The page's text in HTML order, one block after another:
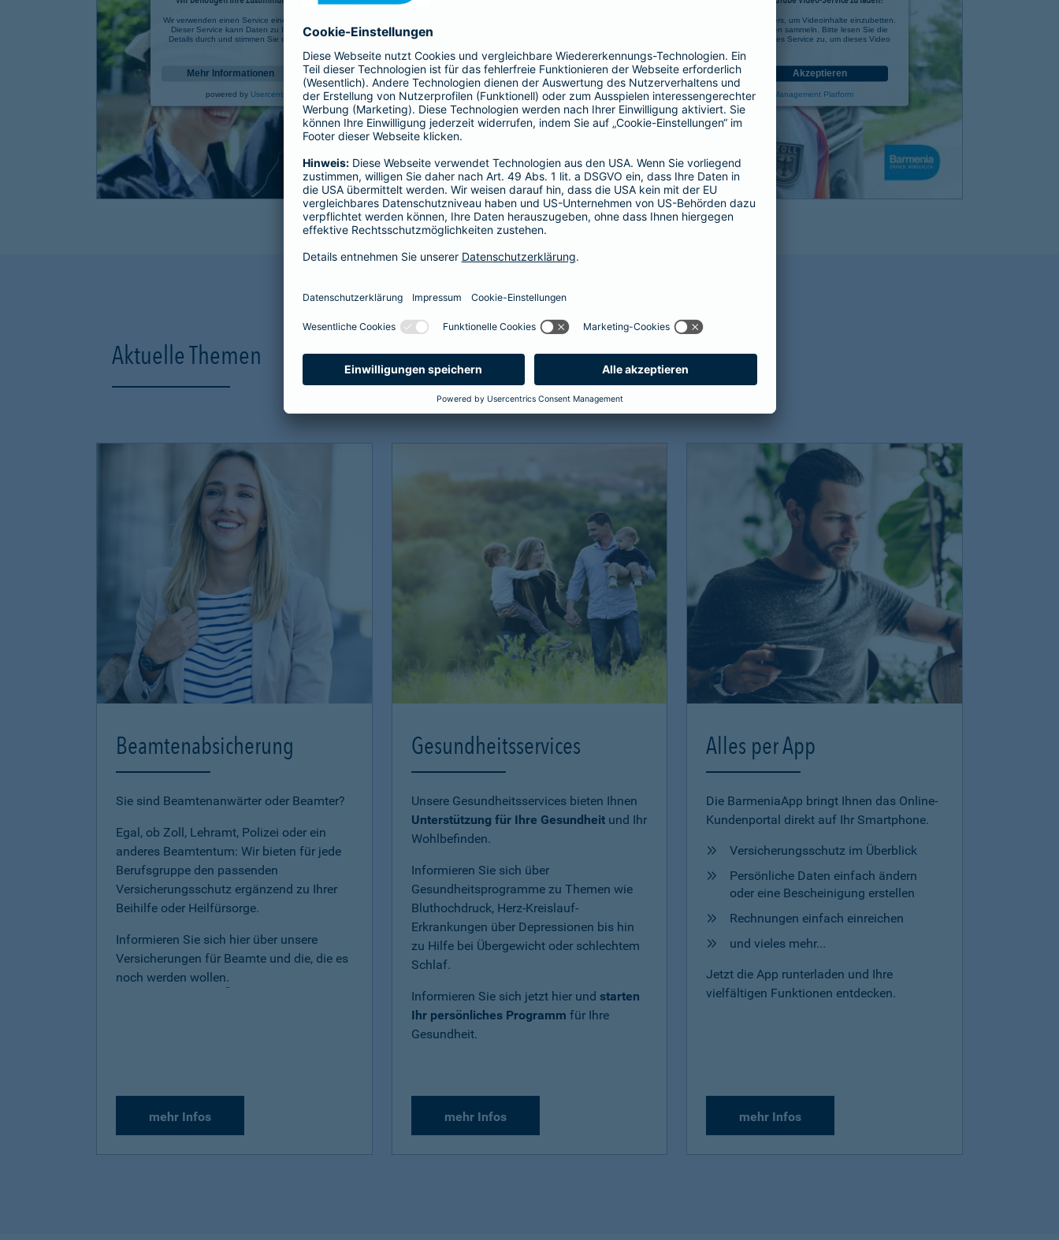
Wir verwenden einen Service eines Drittanbieters, um Videoinhalte einzubetten.
Dieser Service kann Daten zu Ihren Aktivitäten sammeln. Bitte lesen Sie die
Details durch und stimmen Sie der Nutzung des Service zu, um dieses Video
Mehr Informationen Akzeptieren
powered by Usercentrics Consent Management Platform
Wir verwenden einen Service eines Drittanbieters, um Videoinhalte einzubetten.
Dieser Service kann Daten zu Ihren Aktivitäten sammeln. Bitte lesen Sie die
Details durch und stimmen Sie der Nutzung des Service zu, um dieses Video
Mehr Informationen Akzeptieren
powered byUsercentrics Consent Management Platform
Aktuelle Themen
Beamtenabsicherung
Sie sind Beamtenanwärter oder Beamter?
Egal, ob Zoll, Lehramt, Polizei oder ein
anderes Beamtentum: Wir bieten für jede
Berufsgruppe den passenden
Versicherungsschutz ergänzend zu Ihrer
Beihilfe oder Heilfürsorge.
Informieren Sie sich hier über unsere
Versicherungen für Beamte und die, die es
noch werden wollen.
mehr Infos
Gesundheitsservices
Unsere Gesundheitsservices bieten Ihnen
Unterstützung für Ihre Gesundheitund Ihr
Wohlbefinden.
Informieren Sie sich über
Gesundheitsprogramme zu Themen wie
Bluthochdruck, Herz-Kreislauf-
Erkrankungen über Depressionen bis hin
zu Hilfe bei Übergewicht oder schlechtem
Schlaf.
Informieren Sie sich jetzt hier und starten
Ihr persönliches Programm für Ihre
Gesundheit.
mehr Infos
Alles per App
Die BarmeniaApp bringt Ihnen das Online-
Kundenportal direkt auf Ihr Smartphone.
Versicherungsschutz im Überblick
Persönliche Daten einfach ändern
oder eine Bescheinigung erstellen
Rechnungen einfach einreichen
und vieles mehr...
Jetzt die App runterladen und Ihre
vielfältigen Funktionen entdecken.
mehr Infos